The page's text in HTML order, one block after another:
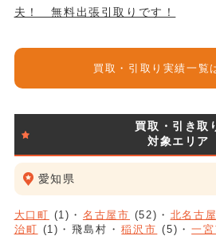
夫！ 無料出張引取りです！
買取・引取り実績一覧
買取・引き取
対象エリア
愛知県
大口町 (1) 名古屋市 (52) 北名古
治町 (1) 飛島村 稲沢市 (5) 一